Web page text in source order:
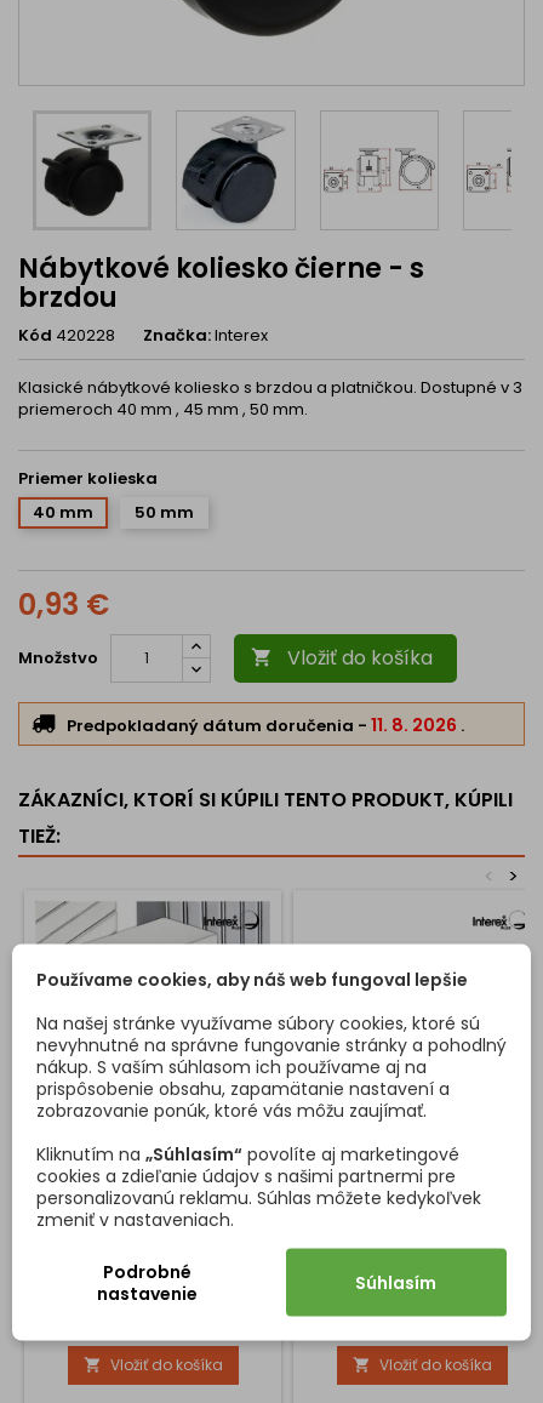
Nábytkové koliesko čierne - s
brzdou
Kód 420228 Značka:Interex
Klasické nábytkové koliesko s brzdou a platničkou. Dostupné v 3
priemeroch 40 mm , 45 mm , 50 mm.
Priemer kolieska
40 mm
50 mm
0,93 €
Množstvo  Vložiť do košíka
Predpokladaný dátum doručenia - 11. 8. 2026 .
ZÁKAZNÍCI, KTORÍ SI KÚPILI TENTO PRODUKT, KÚPILI
TIEŽ:
>
<
SADA 10KS VYSOKO-
ZÁŤAŽOVÉ MAGNETY NA
STENU QUADRA / CHRÓM
Najsilnejšie magnety pre
vám sadu 10 kusov vysoko-
záťažových magnetov na
stenu, vyrobených z
neodymových zliatin. Tieto
magnety sú navrhnuté tak,
aby zvládli aj tie
 Vložiť do košíka
OBYČAJNÝ VÝSUV S
KOLIEČKOM - BIELY
Obyčajný výsuv na zásuvku
za set na komplet jednu
zásuvku.
Cena
3,73 €/pár
 Vložiť do košíka
Používame cookies, aby náš web fungoval lepšie
Na našej stránke využívame súbory cookies, ktoré sú
nevyhnutné na správne fungovanie stránky a pohodlný
nákup. S vaším súhlasom ich používame aj na
prispôsobenie obsahu, zapamätanie nastavení a
zobrazovanie ponúk, ktoré vás môžu zaujímať.
Kliknutím na „Súhlasím“ povolíte aj marketingové
cookies a zdieľanie údajov s našimi partnermi pre
personalizovanú reklamu. Súhlas môžete kedykoľvek
zmeniť v nastaveniach.
Podrobné
nastavenie
Súhlasím